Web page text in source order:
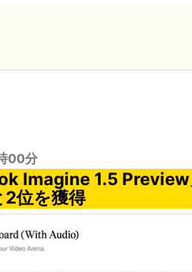
00分
Imagine 1.5
2位を獲得